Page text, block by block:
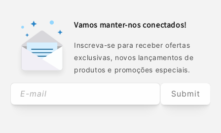
Vamos manter-nos conectados!
Inscreva-se para receber ofertas
exclusivas, novos lançamentos de
produtos e promoções especiais.
E-mail Submit